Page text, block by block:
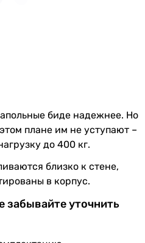
биде надежнее. Но
плане им не уступают –
до 400 кг.
близко к стене,
в корпус.
забывайте уточнить